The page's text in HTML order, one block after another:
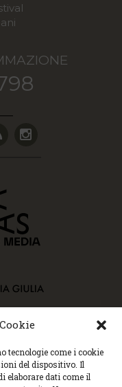
tecnologie come i cookie
del dispositivo. Il
elaborare dati come il
riservati. Nessun
Accedendo al
e la Policy sui